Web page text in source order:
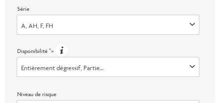
Série
A, AH, F, FH
Disponibilité ">
Entièrement dégressif, Partiellement plafonné, Ouvert, Échange
Niveau de risque